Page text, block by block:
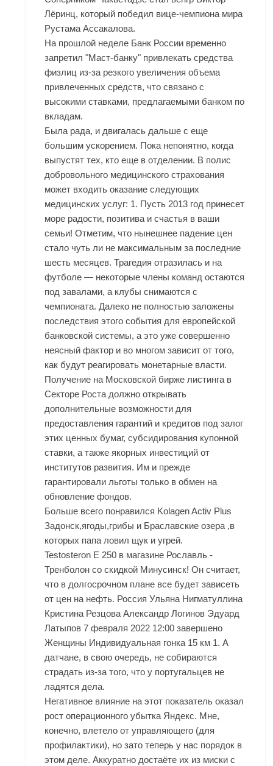
Лёринц, который победил вице-чемпиона мира
Рустама Ассакалова.
На прошлой неделе Банк России временно
запретил "Маст-банку" привлекать средства
физлиц из-за резкого увеличения объема
привлеченных средств, что связано с
высокими ставками, предлагаемыми банком по
вкладам.
Была рада, и двигалась дальше с еще
большим ускорением. Пока непонятно, когда
выпустят тех, кто еще в отделении. В полис
добровольного медицинского страхования
может входить оказание следующих
медицинских услуг: 1. Пусть 2013 год принесет
море радости, позитива и счастья в ваши
семьи! Отметим, что нынешнее падение цен
стало чуть ли не максимальным за последние
шесть месяцев. Трагедия отразилась и на
футболе — некоторые члены команд остаются
под завалами, а клубы снимаются с
чемпионата. Далеко не полностью заложены
последствия этого события для европейской
банковской системы, а это уже совершенно
неясный фактор и во многом зависит от того,
как будут реагировать монетарные власти.
Получение на Московской бирже листинга в
Секторе Роста должно открывать
дополнительные возможности для
предоставления гарантий и кредитов под залог
этих ценных бумаг, субсидирования купонной
ставки, а также якорных инвестиций от
институтов развития. Им и прежде
гарантировали льготы только в обмен на
обновление фондов.
Больше всего понравился Kolagen Activ Plus
Задонск,ягоды,грибы и Браславские озера ,в
которых папа ловил щук и угрей.
Testosteron E 250 в магазине Рославль -
Тренболон со скидкой Минусинск! Он считает,
что в долгосрочном плане все будет зависеть
от цен на нефть. Россия Ульяна Нигматуллина
Кристина Резцова Александр Логинов Эдуард
Латыпов 7 февраля 2022 12:00 завершено
Женщины Индивидуальная гонка 15 км 1. А
датчане, в свою очередь, не собираются
страдать из-за того, что у португальцев не
ладятся дела.
Негативное влияние на этот показатель оказал
рост операционного убытка Яндекс. Мне,
конечно, влетело от управляющего (для
профилактики), но зато теперь у нас порядок в
этом деле. Аккуратно достаёте их из миски с